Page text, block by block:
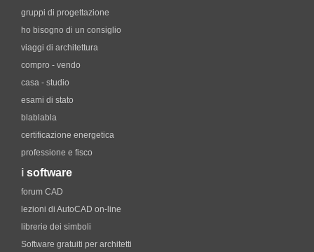
gruppi di progettazione
ho bisogno di un consiglio
viaggi di architettura
compro - vendo
casa - studio
esami di stato
blablabla
certificazione energetica
professione e fisco
i software
forum CAD
lezioni di AutoCAD on-line
librerie dei simboli
Software gratuiti per architetti